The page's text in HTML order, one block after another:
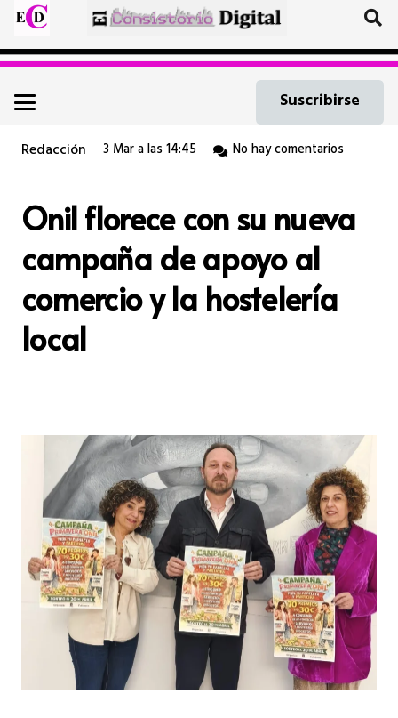
Suscribirse
Redacción 3 Mar a las 14:45 No hay comentarios
Onil florece con su nueva
campaña de apoyo al
comercio y la hostelería
local